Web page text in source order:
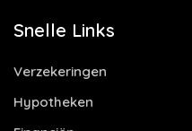
Snelle Links
Verzekeringen
Hypotheken